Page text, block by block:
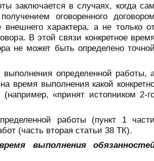
заключается в случаях, когда сам
оговоренного договором
характера, а не только
В этой связи конкретное время
не может быть определено точной
определенной работы,
время выполнения какой
(например, «принят истопником 2-
работы (пункт 1 части
(часть вторая статьи 38 ТК).
выполнения